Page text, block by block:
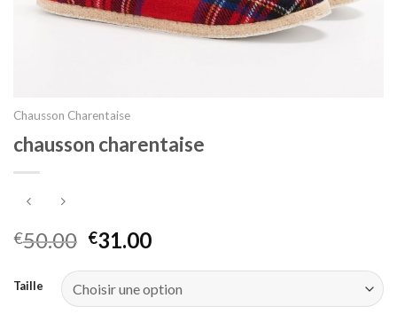
Chausson Charentaise
chausson charentaise
€50.00 €31.00
Taille